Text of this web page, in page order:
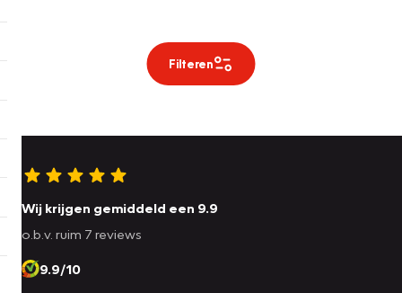
Filteren
Wij krijgen gemiddeld een 9.9
o.b.v. ruim 7 reviews
9.9/10